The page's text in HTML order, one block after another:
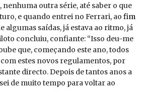
outra série, até saber o que
e quando entrei no Ferrari, ao fim
algumas saídas, já estava ao ritmo, já
concluiu, confiante: “Isso deu-me
que, começando este ano, todos
estes novos regulamentos, por
directo. Depois de tantos anos a
de muito tempo para voltar ao